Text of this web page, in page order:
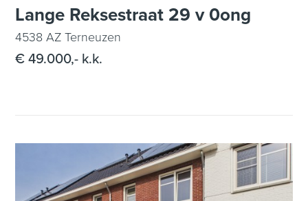
Lange Reksestraat 29 v 0ong
4538 AZ Terneuzen
€ 49.000,- k.k.